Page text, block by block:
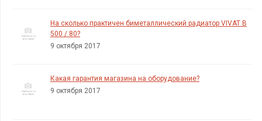
На сколько практичен биметаллический радиатор VIVAT B
500 / 80?
9 октября 2017
Какая гарантия магазина на оборудование?
9 октября 2017